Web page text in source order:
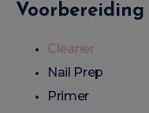
Voorbereiding
Cleaner
Nail Prep
Primer